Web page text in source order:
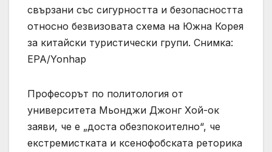
свързани със сигурността и безопасността
относно безвизовата схема на Южна Корея
за китайски туристически групи. Снимка:
EPA/Yonhap
Професорът по политология от
университета Мьонджи Джонг Хой-ок
заяви, че е „доста обезпокоително“, че
екстремистката и ксенофобската реторика